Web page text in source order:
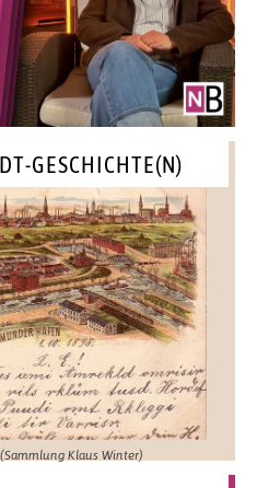
GESCHICHTE(N)
Klaus Winter)